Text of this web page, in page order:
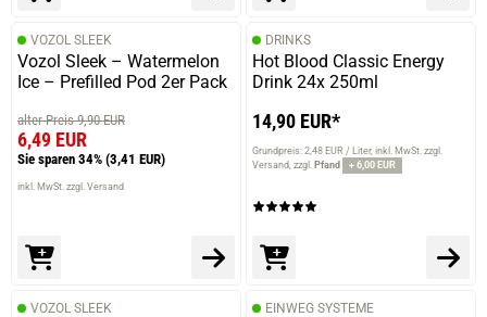
VOZOL SLEEK
Vozol Sleek – Watermelon
Ice – Prefilled Pod 2er Pack
alter Preis 9,90 EUR
6,49 EUR
Sie sparen 34% (3,41 EUR)
inkl. MwSt. zzgl. Versand
DRINKS
Hot Blood Classic Energy
Drink 24x 250ml
14,90 EUR*
Grundpreis: 2,48 EUR / Liter inkl. MwSt. zzgl.
Versand zzgl. Pfand + 6,00 EUR
VOZOL SLEEK EINWEG SYSTEME